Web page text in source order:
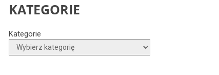
KATEGORIE
Kategorie